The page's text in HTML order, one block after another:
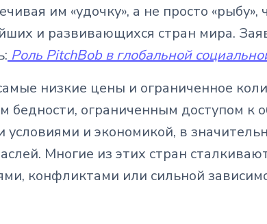
им «удочку», а не просто «рыбу»,
и развивающихся стран мира.
Роль PitchBob в глобальной
низкие цены и ограниченное
бедности, ограниченным доступом к
и экономикой, в
Многие из этих стран
конфликтами или сильной